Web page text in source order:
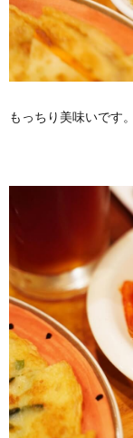
もっちり美味いです。